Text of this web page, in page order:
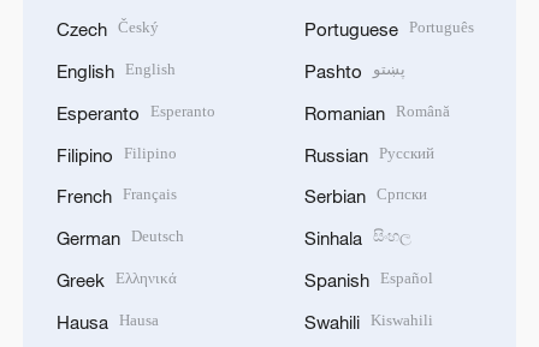
Czech Český
English English
Esperanto Esperanto
Filipino Filipino
French Français
German Deutsch
Greek Ελληνικά
Hausa Hausa
Portuguese Português
Pashto پښتو
Romanian Română
Russian Русский
Serbian Српски
Sinhala සිංහල
Spanish Español
Swahili Kiswahili